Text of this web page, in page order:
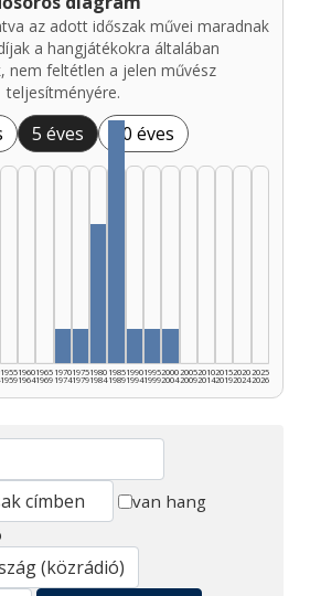
az adott időszak művei maradnak
a hangjátékokra általában
nem feltétlen a jelen művész
teljesítményére.
5 éves 10 éves
1955
1959
1960
1964
1965
1969
1970
1974
1975
1979
1980
1984
1985
1989
1990
1994
1995
1999
2000
2004
2005
2009
2010
2014
2015
2019
2020
2024
2025
2026
van hang